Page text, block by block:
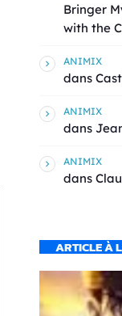
Bringer
with the
ANIMIX
dans
ANIMIX
dans
ANIMIX
dans
ARTICLE À